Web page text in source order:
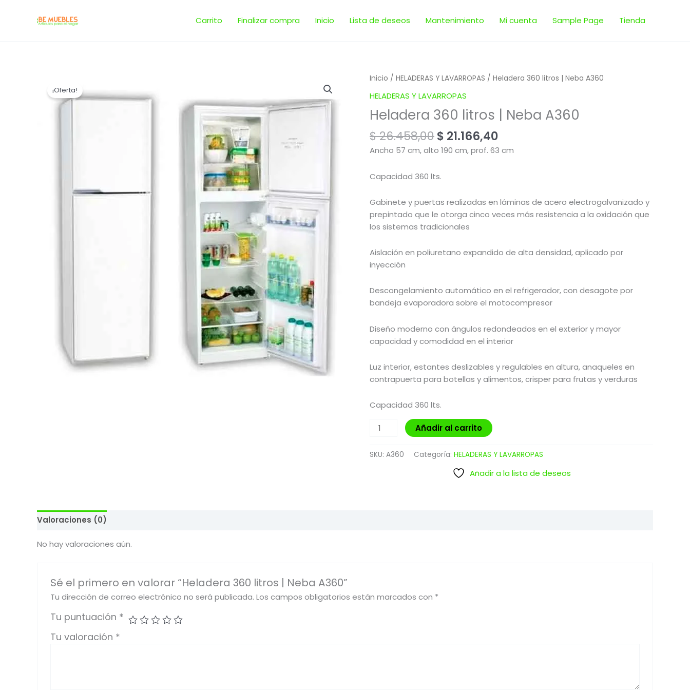
Carrito Finalizar compra Inicio Lista de deseos Mantenimiento Mi cuenta Sample Page Tienda
¡Oferta!
Inicio / HELADERAS Y LAVARROPAS / Heladera 360 litros | Neba A360
HELADERAS Y LAVARROPAS
Heladera 360 litros | Neba A360
$26.458,00
El
precio
original
era:
$ 26.458,00.
$ 21.166,40
El
es:
Ancho 57 cm, alto 190 cm, prof. 63 cm
Capacidad 360 lts.
Gabinete y puertas realizadas en láminas de acero electrogalvanizado y
prepintado que le otorga cinco veces más resistencia a la oxidación que
los sistemas tradicionales
Aislación en poliuretano expandido de alta densidad, aplicado por
inyección
Descongelamiento automático en el refrigerador, con desagote por
bandeja evaporadora sobre el motocompresor
Diseño moderno con ángulos redondeados en el exterior y mayor
capacidad y comodidad en el interior
Luz interior, estantes deslizables y regulables en altura, anaqueles en
contrapuerta para botellas y alimentos, crisper para frutas y verduras
Capacidad 360 lts.
Heladera
A360
cantidad
Añadir al carrito
SKU: A360 Categoría: HELADERAS Y LAVARROPAS
Añadir a la lista de deseos
Valoraciones (0)
No hay valoraciones aún.
Sé el primero en valorar “Heladera 360 litros | Neba A360”
Tu dirección de correo electrónico no será publicada. Los campos obligatorios están marcados con *
Tu puntuación *
Tu valoración *